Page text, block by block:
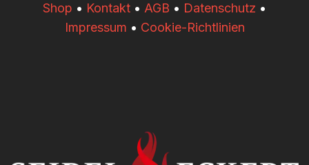
​​Shop • Kontakt • AGB • Datenschutz •
Impressum • Cookie-Richtlinien